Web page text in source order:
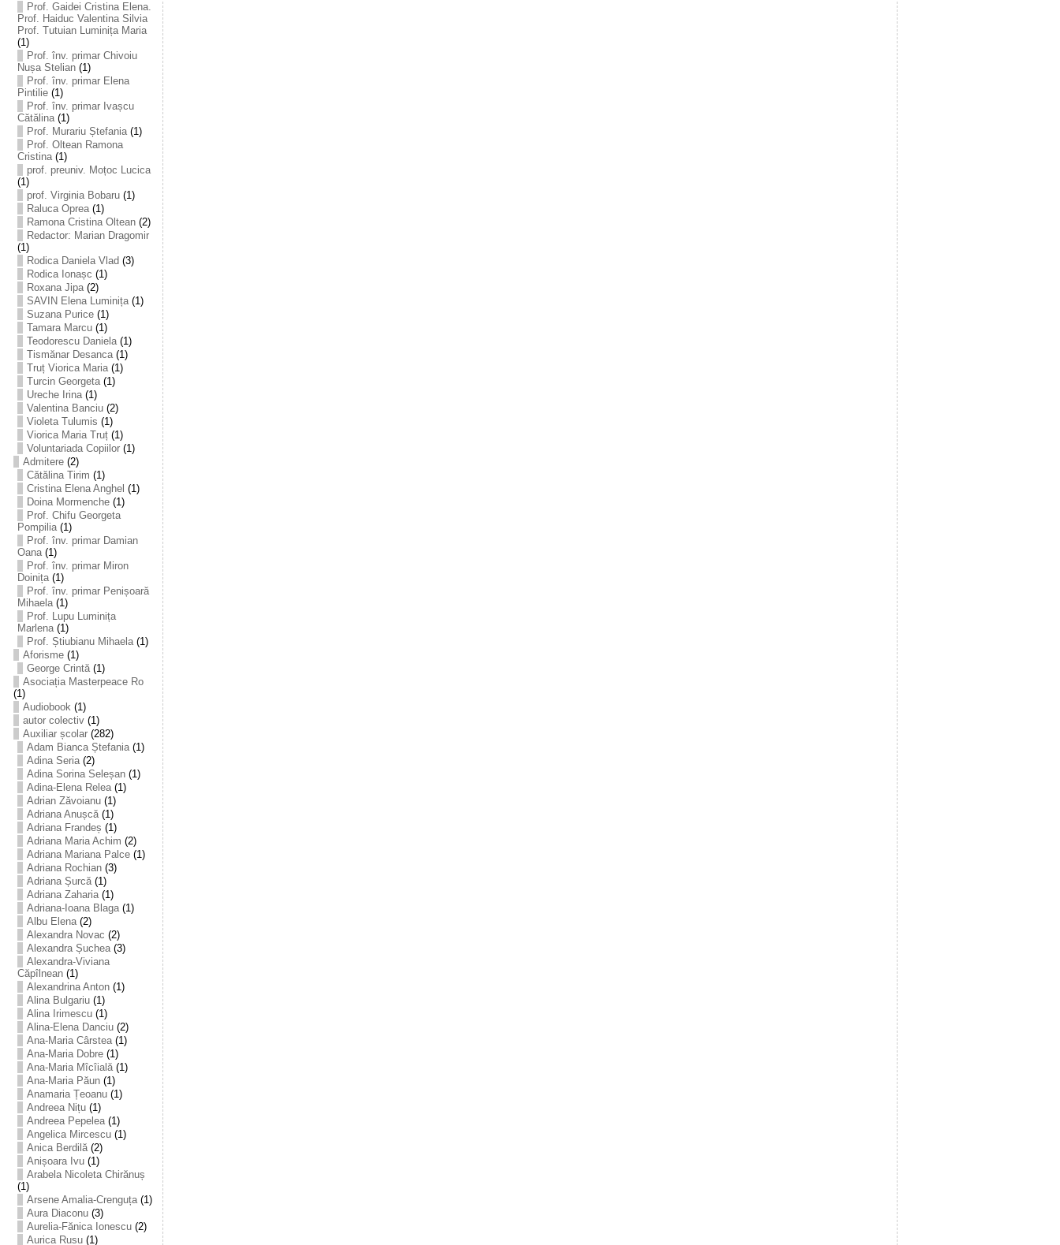
Prof. Gaidei Cristina Elena.
Prof. Haiduc Valentina Silvia
Prof. Tutuian Luminița Maria
(1)
Prof. înv. primar Chivoiu
Nușa Stelian(1)
Prof. înv. primar Elena
Pintilie(1)
Prof. înv. primar Ivașcu
Cătălina(1)
Prof. Murariu Ștefania(1)
Prof. Oltean Ramona
Cristina(1)
prof. preuniv. Moțoc Lucica
(1)
prof. Virginia Bobaru(1)
Raluca Oprea(1)
Ramona Cristina Oltean(2)
Redactor: Marian Dragomir
(1)
Rodica Daniela Vlad (3)
Rodica Ionașc (1)
Roxana Jipa(2)
SAVIN Elena Luminița(1)
Suzana Purice(1)
Tamara Marcu(1)
Teodorescu Daniela(1)
Tismănar Desanca(1)
Truț Viorica Maria(1)
Turcin Georgeta(1)
Ureche Irina(1)
Valentina Banciu(2)
Violeta Tulumis (1)
Viorica Maria Truț(1)
Voluntariada Copiilor(1)
Admitere(2)
Cătălina Tirim (1)
Cristina Elena Anghel (1)
Doina Mormenche(1)
Prof. Chifu Georgeta
Pompilia(1)
Prof. înv. primar Damian
Oana(1)
Prof. înv. primar Miron
Doinița(1)
Prof. înv. primar Penișoară
Mihaela(1)
Prof. Lupu Luminița
Marlena(1)
Prof. Știubianu Mihaela(1)
Aforisme(1)
George Crintă(1)
Asociația Masterpeace Ro
(1)
Audiobook(1)
autor colectiv(1)
Auxiliar școlar(282)
Adam Bianca Ștefania(1)
Adina Seria(2)
Adina Sorina Seleșan(1)
Adina-Elena Relea(1)
Adrian Zăvoianu(1)
Adriana Anușcă(1)
Adriana Frandeș (1)
Adriana Maria Achim (2)
Adriana Mariana Palce(1)
Adriana Rochian(3)
Adriana Șurcă(1)
Adriana Zaharia(1)
Adriana-Ioana Blaga(1)
Albu Elena(2)
Alexandra Novac (2)
Alexandra Șuchea(3)
Alexandra-Viviana
Căpîlnean(1)
Alexandrina Anton(1)
Alina Bulgariu(1)
Alina Irimescu(1)
Alina-Elena Danciu(2)
Ana-Maria Cârstea(1)
Ana-Maria Dobre(1)
Ana-Maria Mîcîială(1)
Ana-Maria Păun(1)
Anamaria Țeoanu(1)
Andreea Nițu(1)
Andreea Pepelea(1)
Angelica Mircescu(1)
Anica Berdilă(2)
Anișoara Ivu(1)
Arabela Nicoleta Chirănuș
(1)
Arsene Amalia-Crenguța(1)
Aura Diaconu(3)
Aurelia-Fănica Ionescu(2)
Aurica Rusu(1)